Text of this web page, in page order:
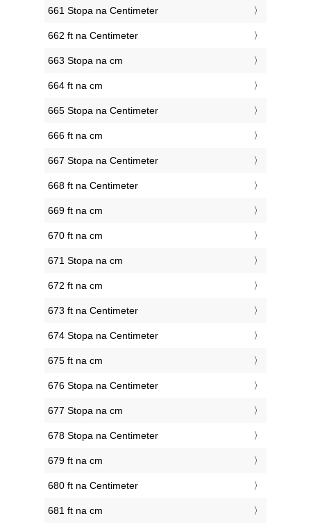
661 Stopa na Centimeter
662 ft na Centimeter
663 Stopa na cm
664 ft na cm
665 Stopa na Centimeter
666 ft na cm
667 Stopa na Centimeter
668 ft na Centimeter
669 ft na cm
670 ft na cm
671 Stopa na cm
672 ft na cm
673 ft na Centimeter
674 Stopa na Centimeter
675 ft na cm
676 Stopa na Centimeter
677 Stopa na cm
678 Stopa na Centimeter
679 ft na cm
680 ft na Centimeter
681 ft na cm